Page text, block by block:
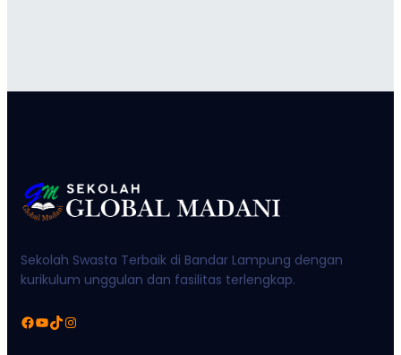
Sekolah Swasta Terbaik di Bandar Lampung dengan
kurikulum unggulan dan fasilitas terlengkap.
Facebook YouTube TikTok Instagram